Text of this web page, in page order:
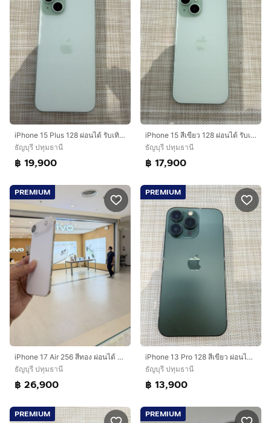
iPhone 15 Plus 128 ผ่อนได้ รับเทิร์น
ธัญบุรี ปทุมธานี
฿ 19,900
iPhone 15 สีเขียว 128 ผ่อนได้ รับเทิร์น
ธัญบุรี ปทุมธานี
฿ 17,900
PREMIUM
iPhone 17 Air 256 สีทอง ผ่อนได้ รับเทิร์น
ธัญบุรี ปทุมธานี
฿ 26,900
PREMIUM
iPhone 13 Pro 128 สีเขียว ผ่อนได้ รับเทิร์น
ธัญบุรี ปทุมธานี
฿ 13,900
PREMIUM PREMIUM